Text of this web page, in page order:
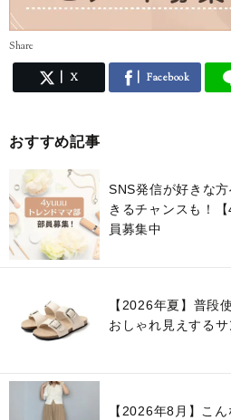
Share
X Facebook
おすすめ記事
SNS発信が好きな
きるチャンスも！
員募集中
【2026年夏】普段
おしゃれ見えする
【2026年8月】こ